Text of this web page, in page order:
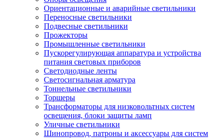
Ориентационные и аварийные светильники
Переносные светильники
Подвесные светильники
Прожекторы
Промышленные светильники
Пускорегулирующая аппаратура и устройства
питания световых приборов
Светодиодные ленты
Светосигнальная арматура
Тоннельные светильники
Торшеры
Трансформаторы для низковольтных систем
освещения, блоки защиты ламп
Уличные светильники
Шинопровод, патроны и аксессуары для систем